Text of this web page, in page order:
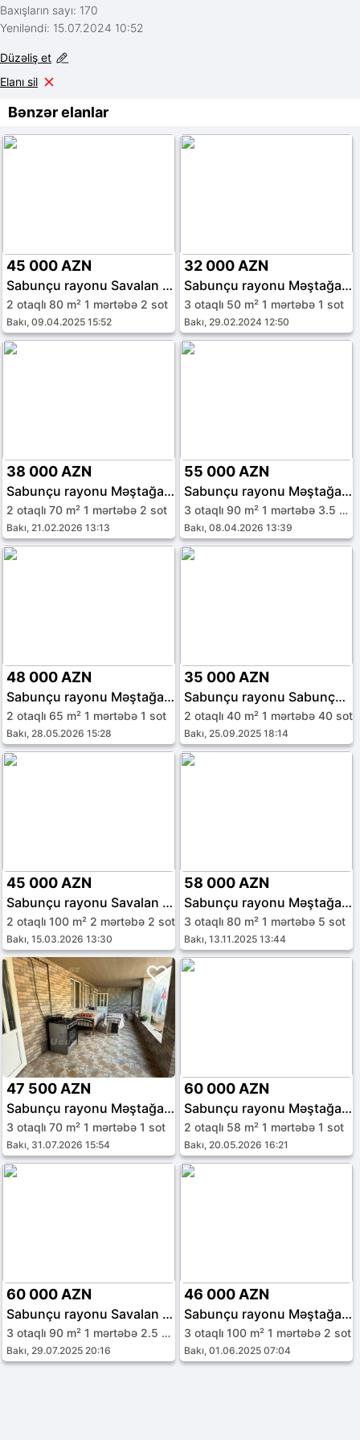
Baxışların sayı: 170
Yeniləndi: 15.07.2024 10:52
Düzəliş et
Elanı sil
Bənzər elanlar
45 000 AZN
Sabunçu rayonu Savalan qəs.
2 otaqlı 80 m² 1 mərtəbə 2 sot
Bakı, 09.04.2025 15:52
32 000 AZN
Sabunçu rayonu Məştağa qəs.
3 otaqlı 50 m² 1 mərtəbə 1 sot
Bakı, 29.02.2024 12:50
38 000 AZN
Sabunçu rayonu Məştağa qəs.
2 otaqlı 70 m² 1 mərtəbə 2 sot
Bakı, 21.02.2026 13:13
55 000 AZN
Sabunçu rayonu Məştağa qəs.
3 otaqlı 90 m² 1 mərtəbə 3.5 sot
Bakı, 08.04.2026 13:39
48 000 AZN
Sabunçu rayonu Məştağa qəs.
2 otaqlı 65 m² 1 mərtəbə 1 sot
Bakı, 28.05.2026 15:28
35 000 AZN
Sabunçu rayonu Sabunçu qəs.
2 otaqlı 40 m² 1 mərtəbə 40 sot
Bakı, 25.09.2025 18:14
45 000 AZN
Sabunçu rayonu Savalan qəs.
2 otaqlı 100 m² 2 mərtəbə 2 sot
Bakı, 15.03.2026 13:30
58 000 AZN
Sabunçu rayonu Məştağa qəs.
3 otaqlı 80 m² 1 mərtəbə 5 sot
Bakı, 13.11.2025 13:44
47 500 AZN
Sabunçu rayonu Məştağa qəs.
3 otaqlı 70 m² 1 mərtəbə 1 sot
Bakı, 31.07.2026 15:54
60 000 AZN
Sabunçu rayonu Məştağa qəs.
2 otaqlı 58 m² 1 mərtəbə 1 sot
Bakı, 20.05.2026 16:21
60 000 AZN
Sabunçu rayonu Savalan qəs.
3 otaqlı 90 m² 1 mərtəbə 2.5 sot
Bakı, 29.07.2025 20:16
46 000 AZN
Sabunçu rayonu Məştağa qəs.
3 otaqlı 100 m² 1 mərtəbə 2 sot
Bakı, 01.06.2025 07:04